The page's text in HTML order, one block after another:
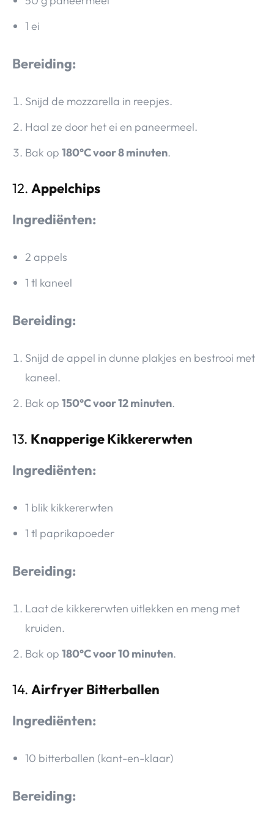
1 ei
Bereiding:
Snijd de mozzarella in reepjes.
Haal ze door het ei en paneermeel.
Bak op 180°C voor 8 minuten.
12. Appelchips
Ingrediënten:
2 appels
1 tl kaneel
Bereiding:
Snijd de appel in dunne plakjes en bestrooi met
kaneel.
Bak op 150°C voor 12 minuten.
13. Knapperige Kikkererwten
Ingrediënten:
1 blik kikkererwten
1 tl paprikapoeder
Bereiding:
Laat de kikkererwten uitlekken en meng met
kruiden.
Bak op 180°C voor 10 minuten.
14. Airfryer Bitterballen
Ingrediënten:
10 bitterballen (kant-en-klaar)
Bereiding: